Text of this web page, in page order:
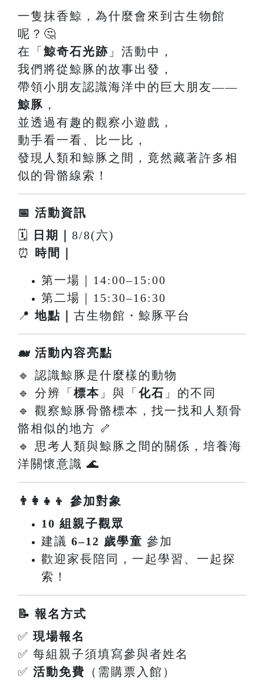
一隻抹香鯨，為什麼會來到古生物館
呢？🤔
在「 鯨奇石光跡 」活動中，
我們將從鯨豚的故事出發，
帶領小朋友認識海洋中的巨大朋友——
鯨豚 ，
並透過有趣的觀察小遊戲，
動手看一看、比一比，
發現人類和鯨豚之間，竟然藏著許多相
似的骨骼線索！
📅 活動資訊
🗓
日期｜ 8/8(六)
⏰ 時間｜
第一場｜14:00–15:00
第二場｜15:30–16:30
📍地點｜ 古生物館・鯨豚平台
🐋 活動內容亮點
🔹 認識鯨豚是什麼樣的動物
🔹 分辨「 標本 」與「 化石 」的不同
🔹 觀察鯨豚骨骼標本，找一找和人類骨
骼相似的地方 🦴
🔹 思考人類與鯨豚之間的關係，培養海
洋關懷意識 🌊
👨‍👩‍👧‍👦 參加對象
10 組親子觀眾
建議 6–12 歲學童 參加
歡迎家長陪同，一起學習、一起探
索！
📝 報名方式
✅ 現場報名
✅ 每組親子須填寫參與者姓名
✅ 活動免費 （需購票入館）